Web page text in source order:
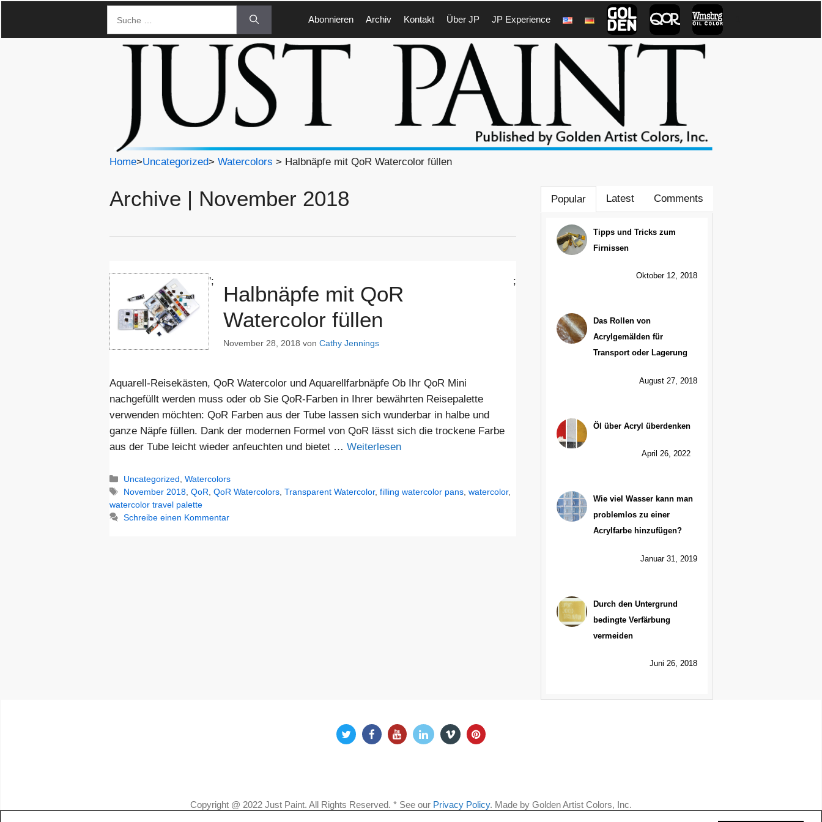
springen
Abonnieren Archiv Kontakt Über JP JP Experience
Home>Uncategorized> Watercolors > Halbnäpfe mit QoR Watercolor füllen
Archive | November 2018
';
Halbnäpfe mit QoR
Watercolor füllen
November 28, 2018 von Cathy Jennings
;
Aquarell-Reisekästen, QoR Watercolor und Aquarellfarbnäpfe Ob Ihr QoR Mini
nachgefüllt werden muss oder ob Sie QoR-Farben in Ihrer bewährten Reisepalette
verwenden möchten: QoR Farben aus der Tube lassen sich wunderbar in halbe und
ganze Näpfe füllen. Dank der modernen Formel von QoR lässt sich die trockene Farbe
aus der Tube leicht wieder anfeuchten und bietet … Weiterlesen
Kategorien
Uncategorized Watercolors
Schlagwörter
November 2018, QoR QoR Watercolors, Transparent Watercolor, filling watercolor pans, watercolor,
watercolor travel palette
Schreibe einen Kommentar
Popular Latest Comments
Tipps und Tricks zum
Firnissen
Oktober 12, 2018
Das Rollen von
Acrylgemälden für
Transport oder Lagerung
August 27, 2018
Öl über Acryl überdenken
April 26, 2022
Wie viel Wasser kann man
problemlos zu einer
Acrylfarbe hinzufügen?
Januar 31, 2019
Durch den Untergrund
bedingte Verfärbung
vermeiden
Juni 26, 2018
Copyright @ 2022 Just Paint. All Rights Reserved. * See our Privacy Policy. Made by Golden Artist Colors, Inc.